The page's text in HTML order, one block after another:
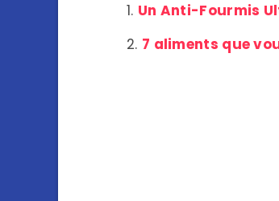
Un Anti-Fourmis
7 aliments que